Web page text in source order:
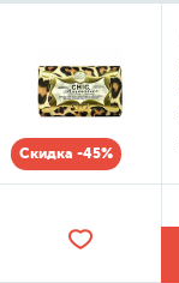
Скидка -45%